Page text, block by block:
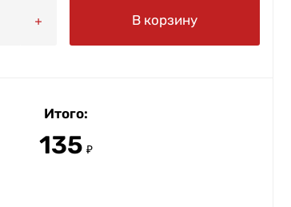
В корзину
Итого:
135 ₽